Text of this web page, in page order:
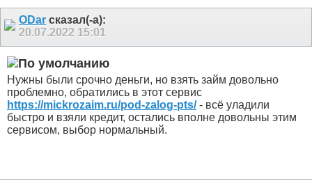
ODar сказал(-а):
20.07.2022 15:01
Нужны были срочно деньги, но взять займ довольно
проблемно, обратились в этот сервис
https://mickrozaim.ru/pod-zalog-pts/- всё уладили
быстро и взяли кредит, остались вполне довольны этим
сервисом, выбор нормальный.